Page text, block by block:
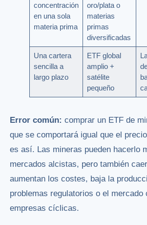
concentración
en una sola
materia prima
oro/plata o
materias
primas
diversificadas
Una cartera
sencilla a
largo plazo
ETF global
amplio +
satélite
pequeño
Error común: comprar un ETF de
que se comportará igual que el
es así. Las mineras pueden hacerlo
mercados alcistas, pero también
aumentan los costes, baja la
problemas regulatorios o el mercado
empresas cíclicas.